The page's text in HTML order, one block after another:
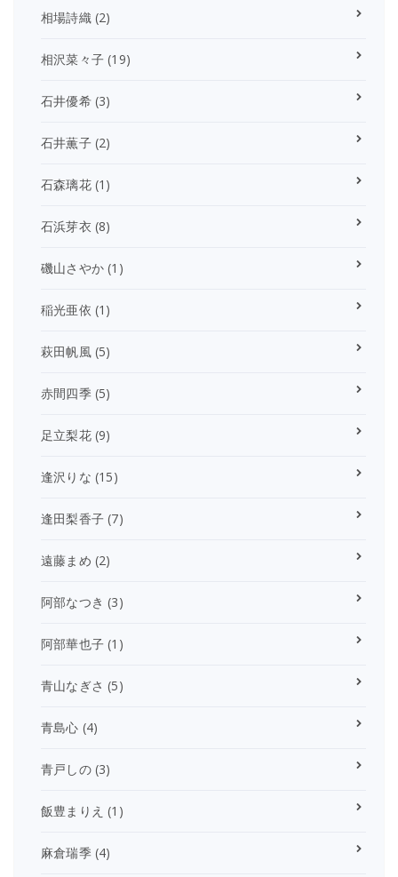
相場詩織(2)
相沢菜々子 (19)
石井優希(3)
石井薫子(2)
石森璃花(1)
石浜芽衣 (8)
磯山さやか (1)
稲光亜依 (1)
萩田帆風(5)
赤間四季(5)
足立梨花(9)
逢沢りな (15)
逢田梨香子 (7)
遠藤まめ (2)
阿部なつき (3)
阿部華也子 (1)
青山なぎさ (5)
青島心 (4)
青戸しの(3)
飯豊まりえ (1)
麻倉瑞季(4)